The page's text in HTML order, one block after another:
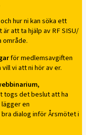
och hur ni kan söka ett
är att ta hjälp av RF SISU/
område.
för medlemsavgiften
vi att ni hör av er.
togs det beslut att ha
en
dialog inför Årsmötet i